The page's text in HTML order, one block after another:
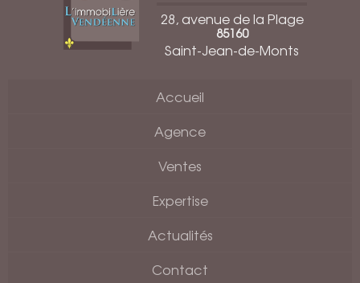
28, avenue de la Plage
85160
Saint-Jean-de-Monts
Accueil
Agence
Ventes
Expertise
Actualités
Contact